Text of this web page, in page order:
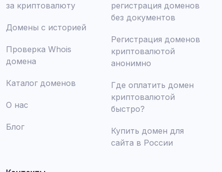
за криптовалюту
Домены с историей
Проверка Whois
домена
Каталог доменов
О нас
Блог
регистрация доменов
без документов
Регистрация доменов
криптовалютой
анонимно
Где оплатить домен
криптовалютой
быстро?
Купить домен для
сайта в России